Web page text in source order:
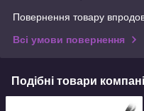
Повернення товару
Всі умови повернення
Подібні товари